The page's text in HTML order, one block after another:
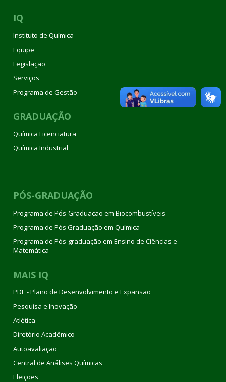
IQ
Instituto de Química
Equipe
Legislação
Serviços
Programa de Gestão
GRADUAÇÃO
Química Licenciatura
Química Industrial
PÓS-GRADUAÇÃO
Programa de Pós-Graduação em Biocombustíveis
Programa de Pós Graduação em Química
Programa de Pós-graduação em Ensino de Ciências e
Matemática
MAIS IQ
PDE - Plano de Desenvolvimento e Expansão
Pesquisa e Inovação
Atlética
Diretório Acadêmico
Autoavaliação
Central de Análises Químicas
Eleições